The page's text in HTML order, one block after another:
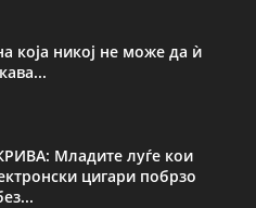
која никој не може да ѝ
Младите луѓе кои
цигари побрзо